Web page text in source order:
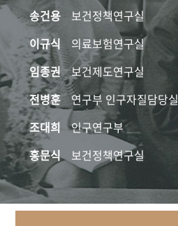
송건용
보건정책연구실
이규식
의료보험연구실
임종권
보건제도연구실
전병훈
연구부 인구자질담당실
조대희
인구연구부
홍문식
보건정책연구실